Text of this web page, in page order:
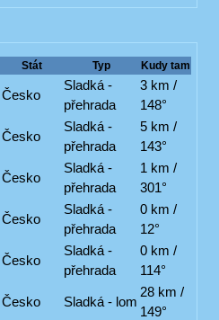
Stát Typ Kudy tam
Česko
Sladká -
přehrada
3 km /
148°
Česko
Sladká -
přehrada
5 km /
143°
Česko
Sladká -
přehrada
1 km /
301°
Česko
Sladká -
přehrada
0 km /
12°
Česko
Sladká -
přehrada
0 km /
114°
Česko Sladká - lom
28 km /
149°